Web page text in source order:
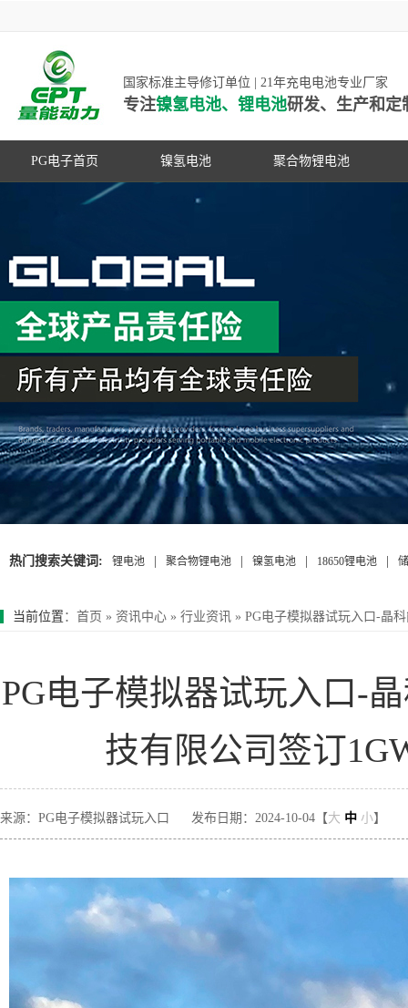
国家标准主导修订单位 | 21年充电电池专业厂家
专注镍氢电池、锂电池研发、生产和定
PG电子首页 镍氢电池 聚合物锂电池
高容量镍氢电池
超低自放电镍氢电池
动力镍氢电池
常规镍氢电池
PG游戏官网是镍氢电池国家标准主导
修订单位，并参与多项锂电池行业国
家标准的制定
热门搜索关键词: 锂电池 聚合物锂电池 镍氢电池 18650锂电池
当前位置 ： 首页 » 资讯中心 » 行业资讯 » PG电子模拟器试玩入口-晶
PG电子模拟器试玩入口-
技有限公司签订
来源：PG电子模拟器试玩入口 发布日期：2024-10-04【大 中 小】